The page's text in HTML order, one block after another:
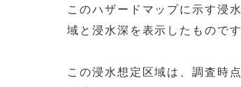
このハザードマップに示す浸
域と浸水深を表示したものです
この浸水想定区域は、調査時